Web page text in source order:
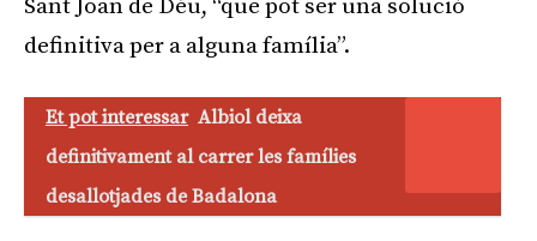
Sant Joan de Déu, “que pot ser una solució
definitiva per a alguna família”.
Et pot interessar Albiol deixa
definitivament al carrer les famílies
desallotjades de Badalona